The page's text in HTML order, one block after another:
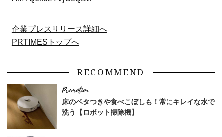
企業プレスリリース詳細へ
PRTIMESトップへ
RECOMMEND
床のベタつきや食べこぼしも！常にキレイな水で
洗う【ロボット掃除機】